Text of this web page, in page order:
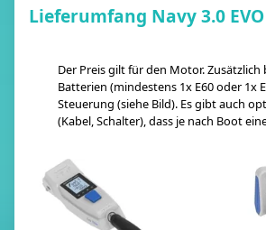
Lieferumfang Navy 3.0 EVO
Der Preis gilt für den Motor. Zusätzlich
Batterien (mindestens 1x E60 oder 1x
Steuerung (siehe Bild). Es gibt auch
(Kabel, Schalter), dass je nach Boot